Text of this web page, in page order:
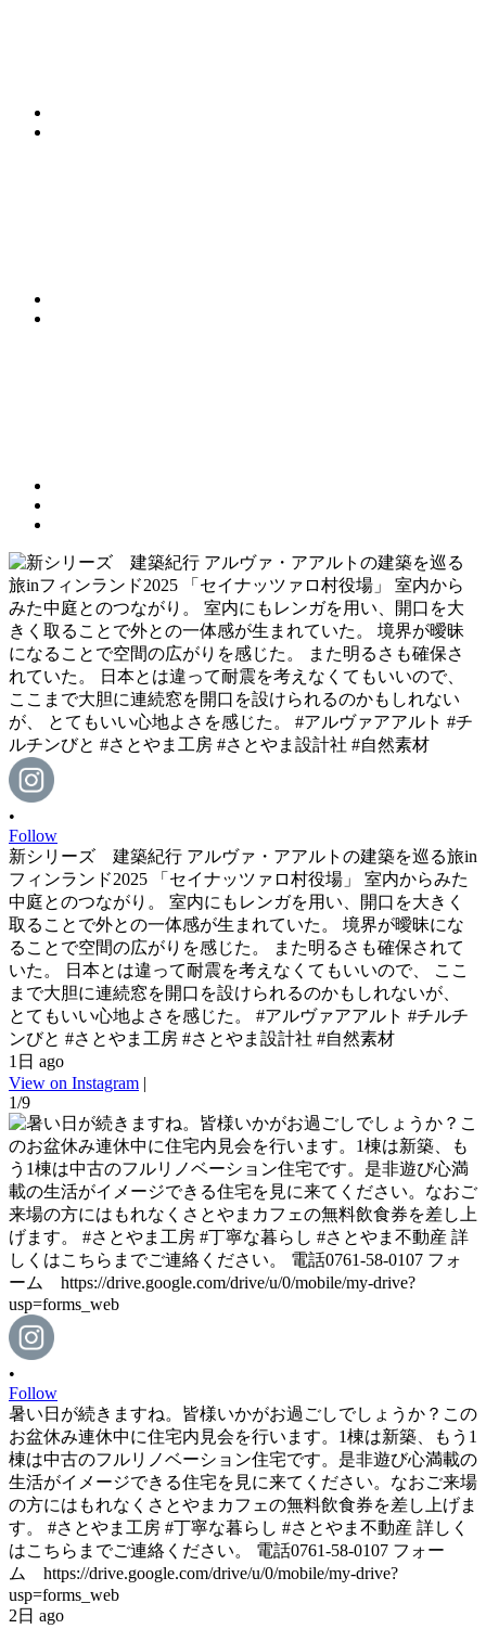
•
Follow
新シリーズ 建築紀行 アルヴァ・アアルトの建築を巡る旅in
フィンランド2025 「セイナッツァロ村役場」 室内からみた
中庭とのつながり。 室内にもレンガを用い、開口を大きく
取ることで外との一体感が生まれていた。 境界が曖昧にな
ることで空間の広がりを感じた。 また明るさも確保されて
いた。 日本とは違って耐震を考えなくてもいいので、 ここ
まで大胆に連続窓を開口を設けられるのかもしれないが、
とてもいい心地よさを感じた。 #アルヴァアアルト #チルチ
ンびと #さとやま工房 #さとやま設計社 #自然素材
1日 ago
View on Instagram |
1/9
•
Follow
暑い日が続きますね。皆様いかがお過ごしでしょうか？この
お盆休み連休中に住宅内見会を行います。1棟は新築、もう1
棟は中古のフルリノベーション住宅です。是非遊び心満載の
生活がイメージできる住宅を見に来てください。なおご来場
の方にはもれなくさとやまカフェの無料飲食券を差し上げま
す。 #さとやま工房 #丁寧な暮らし #さとやま不動産 詳しく
はこちらまでご連絡ください。 電話0761-58-0107 フォー
ム https://drive.google.com/drive/u/0/mobile/my-drive?
usp=forms_web
2日 ago